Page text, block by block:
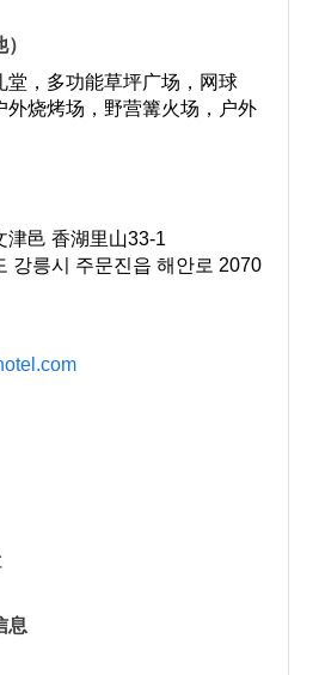
堂，多功能草坪广场，网球
外烧烤场，野营篝火场，户外
津邑 香湖里山33-1
강릉시 주문진읍 해안로 2070
息